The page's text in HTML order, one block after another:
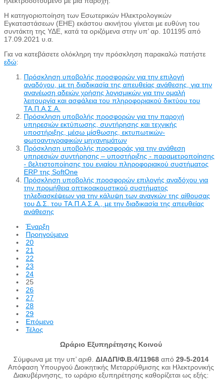
Η κατηγοριοποίηση των Εσωτερικών Ηλεκτρολογικών
Εγκαταστάσεων (ΕΗΕ) εκάστου ακινήτου γίνεται με ευθύνη του
συντάκτη της ΥΔΕ, κατά τα οριζόμενα στην υπ’ αρ. 101195 από
17.09.2021 υ.α.
Για να κατεβάσετε ολόκληρη την πρόσκληση παρακαλώ πατήστε
εδώ:
Πρόσκληση υποβολής προσφορών για την επιλογή
αναδόχου, με τη διαδικασία της απευθείας ανάθεσης, για την
ανανέωση αδειών χρήσης λογισμικών για την ομαλή
λειτουργία και ασφάλεια του πληροφοριακού δικτύου του
ΤΑ.Π.Α.Σ.Α.
Πρόσκληση υποβολής προσφορών για την παροχή
υπηρεσιών εκτύπωσης, συντήρησης και τεχνικής
υποστήριξης, μέσω μίσθωσης, εκτυπωτικών-
φωτοαντιγραφικών μηχανημάτων
Πρόσκληση υποβολής προσφοράς για την ανάθεση
υπηρεσιών συντήρησης – υποστήριξης - παραμετροποίησης
- βελτιστοποίησης του ενιαίου πληροφοριακού συστήματος
ERP της SoftOne
Πρόσκληση υποβολής προσφορών επιλογής αναδόχου για
την προμήθεια οπτικοακουστικού συστήματος
τηλεδιασκέψεων για την κάλυψη των αναγκών της αίθουσας
του Δ.Σ. του ΤΑ.Π.Α.Σ.Α., με την διαδικασία της απευθείας
ανάθεσης
Έναρξη
Προηγούμενο
20
21
22
23
24
25
26
27
28
29
Επόμενο
Τέλος
Ωράριο Εξυπηρέτησης Κοινού
Σύμφωνα με την υπ’ αριθ. ΔΙΑΔΠ/Φ.Β.4/11968 από 29-5-2014
Απόφαση Υπουργού Διοικητικής Μεταρρύθμισης και Ηλεκτρονικής
Διακυβέρνησης, το ωράριο εξυπηρέτησης καθορίζεται ως εξής: